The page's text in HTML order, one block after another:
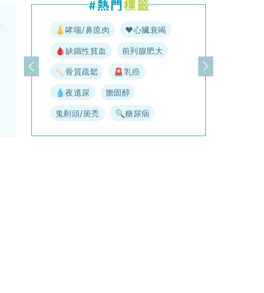
上一頁
👃哮喘/鼻瘜肉 ♥️心臟衰竭
🩸缺鐵性貧血 前列腺肥大
🦴骨質疏鬆 🚨乳癌
💧夜遺尿 膽固醇
鬼剃頭/斑禿 🔍糖尿病
下一頁